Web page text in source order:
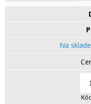
Na